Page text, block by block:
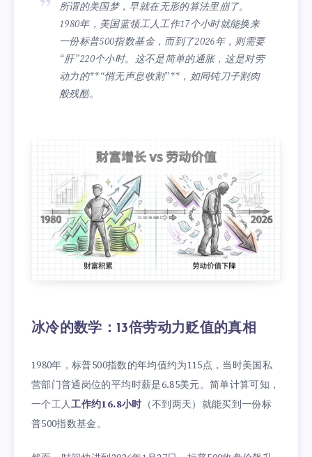
所谓的美国梦，早就在无形的算法里崩了。
1980年，美国蓝领工人工作17个小时就能换来
一份标普500指数基金，而到了2026年，则需要
“肝”220个小时。这不是简单的通胀，这是对劳
动力的**“悄无声息收割”**，如同钝刀子割肉
般残酷。
冰冷的数学：13倍劳动力贬值的真相
1980年，标普500指数的年均值约为115点，当时美国私
营部门普通岗位的平均时薪是6.85美元。简单计算可知，
一个工人工作约16.8小时 （不到两天）就能买到一份标
普500指数基金。